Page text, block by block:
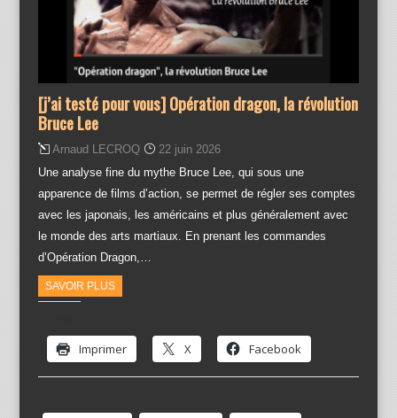
[j’ai testé pour vous] Opération dragon, la révolution
Bruce Lee
Arnaud LECROQ
22 juin 2026
Une analyse fine du mythe Bruce Lee, qui sous une
apparence de films d’action, se permet de régler ses comptes
avec les japonais, les américains et plus généralement avec
le monde des arts martiaux. En prenant les commandes
d’Opération Dragon,…
SAVOIR PLUS
Imprimer X Facebook